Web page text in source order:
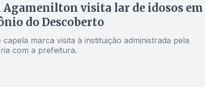
Agamenilton visita lar de idosos em
do Descoberto
marca visita à instituição administrada pela
com a prefeitura.